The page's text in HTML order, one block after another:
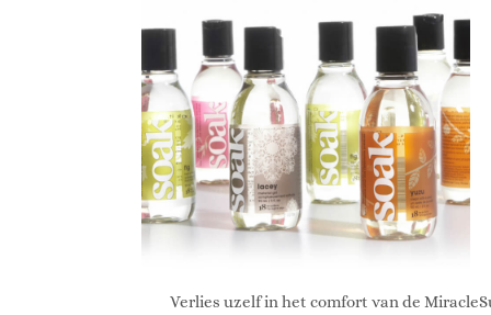
Verlies uzelf in het comfort van de